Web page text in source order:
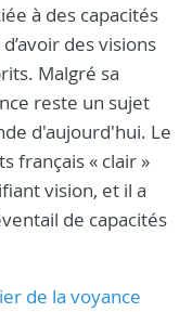
à des capacités
des visions
Malgré sa
reste un sujet
d'aujourd'hui. Le
français « clair »
vision, et il a
de capacités
de la voyance